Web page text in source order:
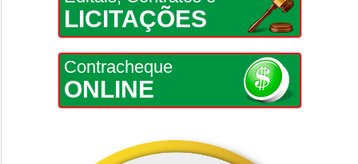
LICITAÇÕES
Contracheque
ONLINE